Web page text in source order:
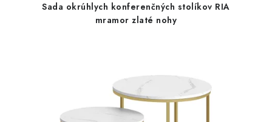
Sada okrúhlych konferenčných stolíkov RIA
mramor zlaté nohy